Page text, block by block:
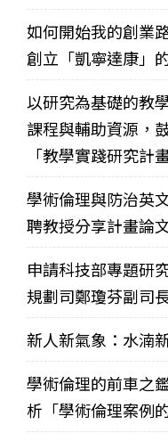
如何開始我的創業
創立「凱寧達康」
以研究為基礎的教
課程與輔助資源，
「教學實踐研究計畫
學術倫理與防治英
聘教授分享計畫論
申請科技部專題研
規劃司鄭瓊芬副司
新人新氣象：水湳
學術倫理的前車之
析「學術倫理案例